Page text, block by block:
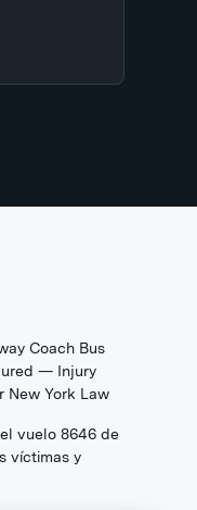
Coach Bus
— Injury
New York Law
vuelo 8646 de
víctimas y